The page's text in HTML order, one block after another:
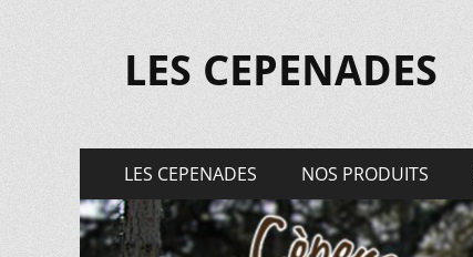
LES CEPENADES
Menu
principal
contenu
LES CEPENADES NOS PRODUITS